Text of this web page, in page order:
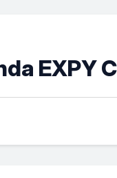
EXPY